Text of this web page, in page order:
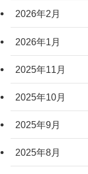
2026年2月
2026年1月
2025年11月
2025年10月
2025年9月
2025年8月